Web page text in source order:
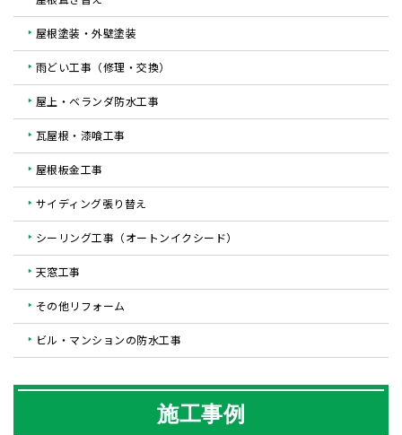
屋根塗装・外壁塗装
雨どい工事（修理・交換）
屋上・ベランダ防水工事
瓦屋根・漆喰工事
屋根板金工事
サイディング張り替え
シーリング工事（オートンイクシード）
天窓工事
その他リフォーム
ビル・マンションの防水工事
施工事例